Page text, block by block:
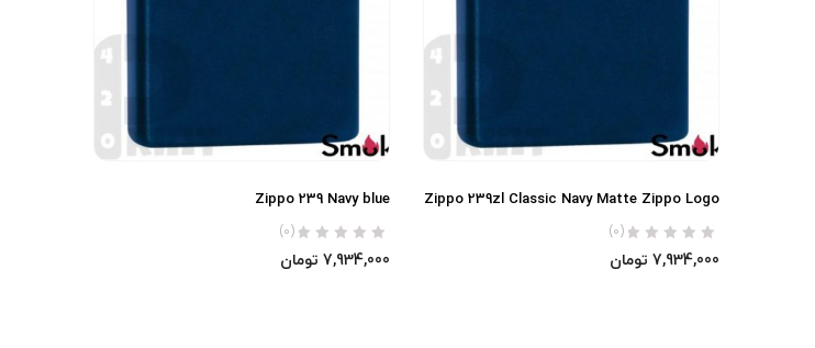
Zippo 239zl Classic Navy Matte Zippo Logo
(0)
7,934,000 تومان
Zippo 239 Navy blue
(0)
7,934,000 تومان